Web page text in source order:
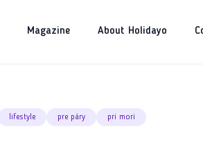
Magazine About Holidayo
lifestyle pre páry pri mori